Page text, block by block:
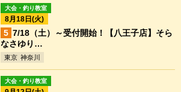
大会・釣り教室
8月18日(火)
7/18（土）～受付開始！【八王子店】そら
なさゆり…
東京 神奈川
大会・釣り教室